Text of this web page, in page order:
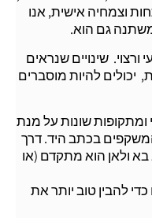
וצמחיה אישית, אנו
גם הוא.
שינויים שנראים
יכולים להיות מוסברים
ומתקופות שונות על מנת
בכתב היד. דרך
בא ולאן הוא מתקדם (או
להבין טוב יותר את